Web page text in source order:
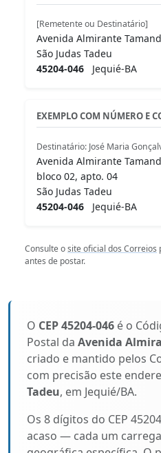
[Remetente ou Destinatário]
Avenida Almirante
São Judas Tadeu
45204-046 Jequié-BA
EXEMPLO COM NÚMERO E
Destinatário: José Maria
Avenida Almirante
bloco 02, apto. 04
São Judas Tadeu
45204-046 Jequié-BA
Consulte osite oficial dos Correios
antes de postar.
O CEP 45204-046 é o
Postal da Avenida
criado e mantido pelos
com precisão este
Tadeu, em Jequié/BA.
Os 8 dígitos do CEP
acaso — cada um